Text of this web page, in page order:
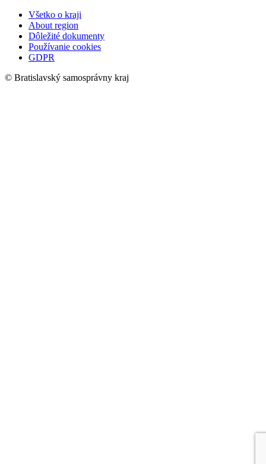
Všetko o kraji
About region
Dôležité dokumenty
Používanie cookies
GDPR
© Bratislavský samosprávny kraj